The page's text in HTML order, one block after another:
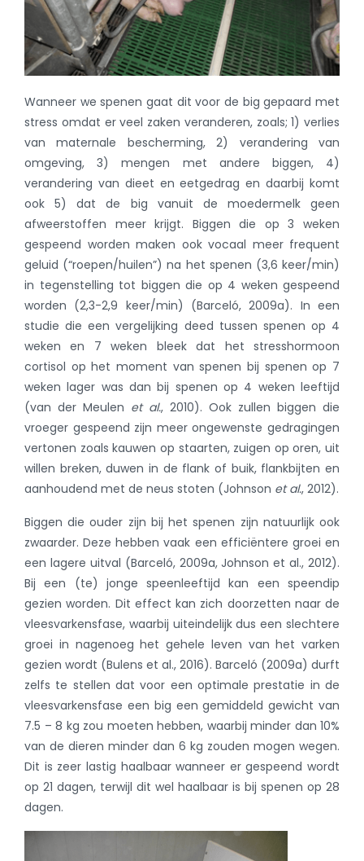
Wanneer we spenen gaat dit voor de big gepaard met
stress omdat er veel zaken veranderen, zoals; 1) verlies
van maternale bescherming, 2) verandering van
omgeving, 3) mengen met andere biggen, 4)
verandering van dieet en eetgedrag en daarbij komt
ook 5) dat de big vanuit de moedermelk geen
afweerstoffen meer krijgt. Biggen die op 3 weken
gespeend worden maken ook vocaal meer frequent
geluid (“roepen/huilen”) na het spenen (3,6 keer/min)
in tegenstelling tot biggen die op 4 weken gespeend
worden (2,3-2,9 keer/min) (Barceló, 2009a). In een
studie die een vergelijking deed tussen spenen op 4
weken en 7 weken bleek dat het stresshormoon
cortisol op het moment van spenen bij spenen op 7
weken lager was dan bij spenen op 4 weken leeftijd
(van der Meulen et al., 2010). Ook zullen biggen die
vroeger gespeend zijn meer ongewenste gedragingen
vertonen zoals kauwen op staarten, zuigen op oren, uit
willen breken, duwen in de flank of buik, flankbijten en
aanhoudend met de neus stoten (Johnson et al., 2012).
Biggen die ouder zijn bij het spenen zijn natuurlijk ook
zwaarder. Deze hebben vaak een efficiëntere groei en
een lagere uitval (Barceló, 2009a, Johnson et al., 2012).
Bij een (te) jonge speenleeftijd kan een speendip
gezien worden. Dit effect kan zich doorzetten naar de
vleesvarkensfase, waarbij uiteindelijk dus een slechtere
groei in nagenoeg het gehele leven van het varken
gezien wordt (Bulens et al., 2016). Barceló (2009a) durft
zelfs te stellen dat voor een optimale prestatie in de
vleesvarkensfase een big een gemiddeld gewicht van
7.5 – 8 kg zou moeten hebben, waarbij minder dan 10%
van de dieren minder dan 6 kg zouden mogen wegen.
Dit is zeer lastig haalbaar wanneer er gespeend wordt
op 21 dagen, terwijl dit wel haalbaar is bij spenen op 28
dagen.